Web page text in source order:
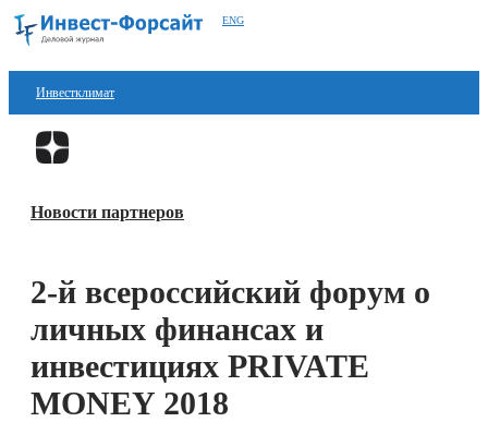
ENG
Инвестклимат
Финансы
Блокчейн
Книги
Новости партнеров
2-й всероссийский форум о
личных финансах и
инвестициях PRIVATE
MONEY 2018